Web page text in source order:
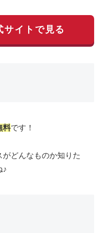
サイトで見る
料です！
がどんなものか知りた
♪